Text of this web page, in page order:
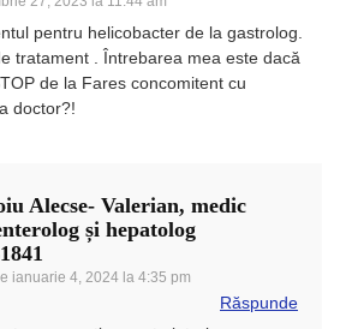
pentru helicobacter de la gastrolog.
tratament . Întrebarea mea este dacă
de la Fares concomitent cu
doctor?!
Alecse- Valerian, medic
și hepatolog
ianuarie 4, 2024 la 4:35 pm
Răspunde